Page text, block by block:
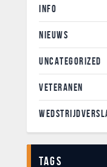
INFO
NIEUWS
UNCATEGORIZED
VETERANEN
Tags